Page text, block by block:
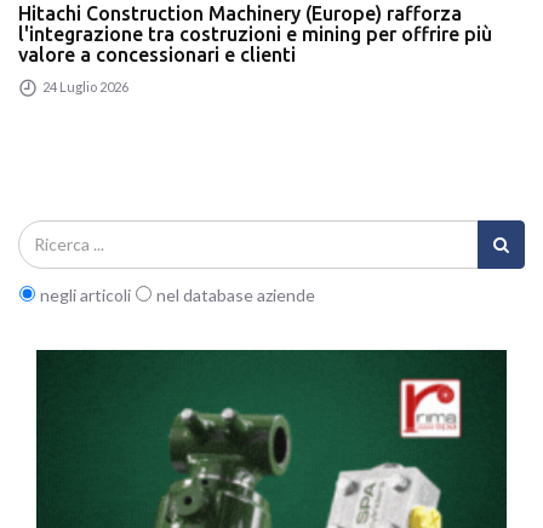
Hitachi Construction Machinery (Europe) rafforza
l'integrazione tra costruzioni e mining per offrire più
valore a concessionari e clienti
24 Luglio 2026
negli articoli nel database aziende